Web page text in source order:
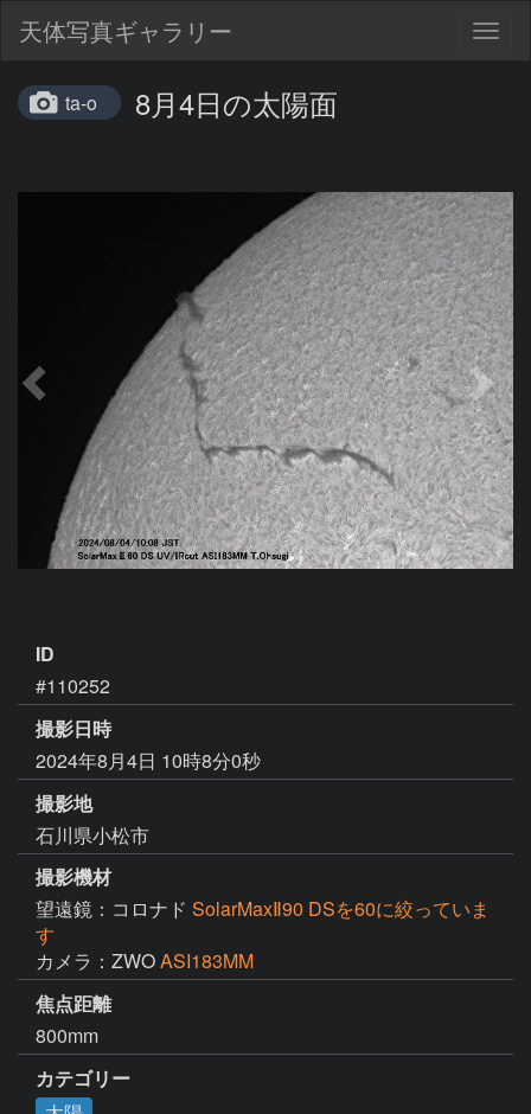
天体写真ギャラリー
ta-o 8月4日の太陽面
ID
#110252
撮影日時
2024年8月4日 10時8分0秒
撮影地
石川県小松市
撮影機材
望遠鏡：コロナド SolarMaxⅡ90 DSを60に絞っていま
す
カメラ：ZWOASI183MM
焦点距離
800mm
カテゴリー